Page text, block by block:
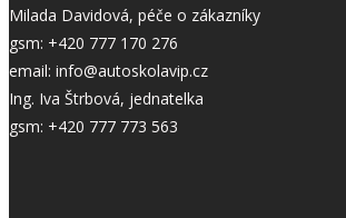
Milada Davidová, péče o zákazníky
gsm: +420 777 170 276
email: info@autoskolavip.cz
Ing. Iva Štrbová, jednatelka
gsm: +420 777 773 563